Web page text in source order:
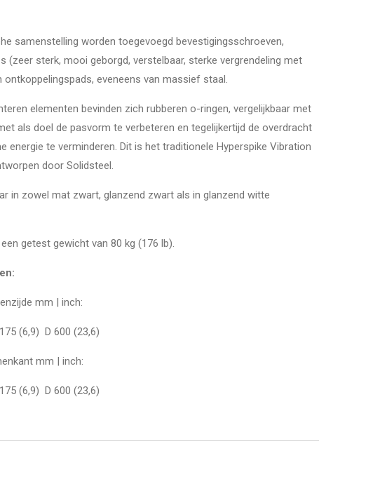
samenstelling worden toegevoegd bevestigingsschroeven,
(zeer sterk, mooi geborgd, verstelbaar, sterke vergrendeling met
eveneens van massief staal.
elementen bevinden zich rubberen o-ringen, vergelijkbaar met
als doel de pasvorm te verbeteren en tegelijkertijd de overdracht
energie te verminderen. Dit is het traditionele Hyperspike Vibration
door Solidsteel.
in zowel mat zwart, glanzend zwart als in glanzend witte
getest gewicht van 80 kg (176 lb).
mm | inch:
(6,9) D 600 (23,6)
mm | inch:
(6,9) D 600 (23,6)